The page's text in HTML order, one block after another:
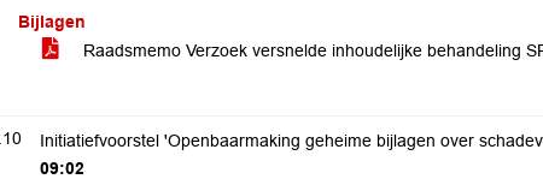
Bijlagen
Raadsmemo Verzoek versnelde inhoudelijke behandeling
Initiatiefvoorstel 'Openbaarmaking geheime bijlagen over
09:02